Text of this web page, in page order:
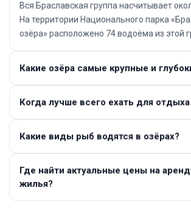
Вся Браславская группа насчитывает
На территории Национального парка
озёра» расположено 74 водоёма из этой
Какие озёра самые крупные и
Самое глубокое — Волосо Южный (глубина
Когда лучше всего ехать для
месяцы (июнь–август).
Туристические стоянки наиболее
июль.
Какие виды рыб водятся в озёрах?
На озере Струсто, например, ловят щуку
Где найти актуальные цены на
жилья?